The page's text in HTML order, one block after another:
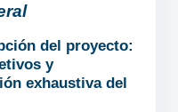
del proyecto:
y
exhaustiva del